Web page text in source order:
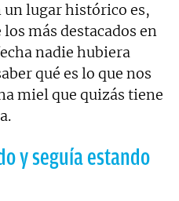
lugar histórico es,
más destacados en
nadie hubiera
qué es lo que nos
miel que quizás tiene
y seguía estando